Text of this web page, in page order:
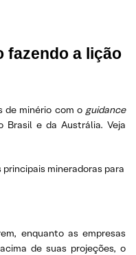
fazendo a lição
de minério com o guidance
Brasil e da Austrália. Veja
principais mineradoras para
enquanto as empresas
de suas projeções, o